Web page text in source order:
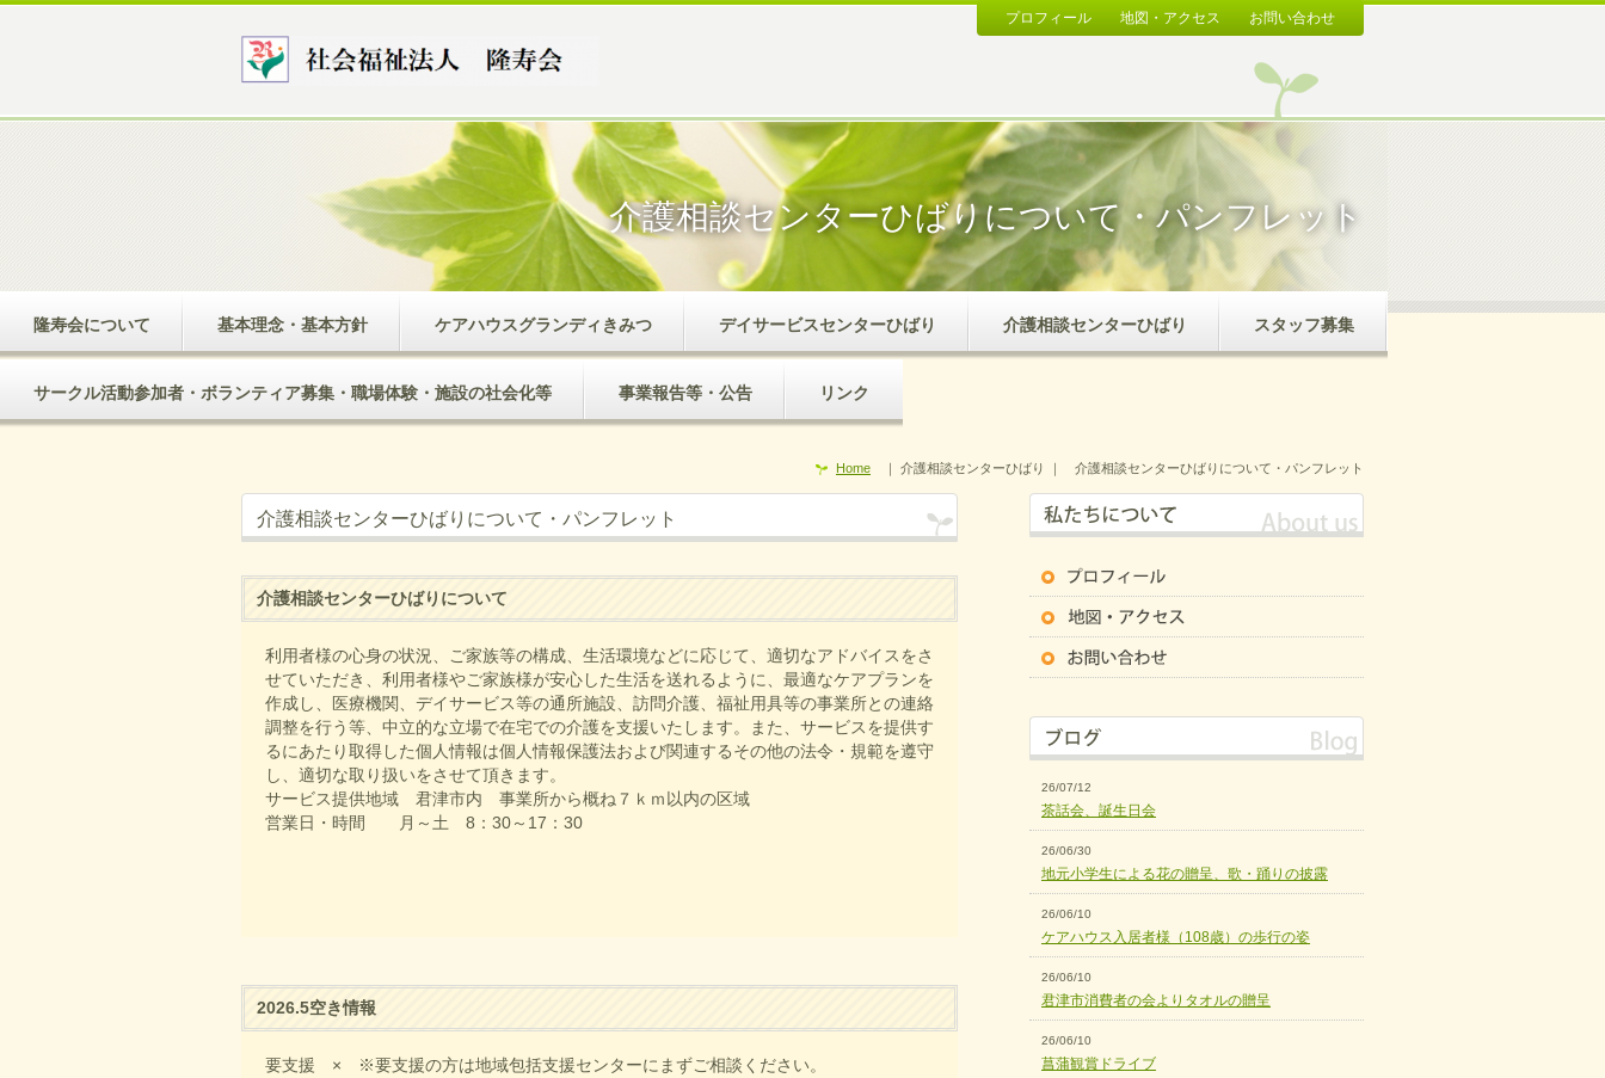
プロフィール 地図・アクセス お問い合わせ
介護相談センターひばりについて・パンフレット
隆寿会について 基本理念・基本方針 ケアハウスグランディきみつ デイサービスセンターひばり 介護相談センターひばり スタッフ募集
サークル活動参加者・ボランティア募集・職場体験・施設の社会化等 事業報告等・公告 リンク
Home ｜ 介護相談センターひばり ｜ 介護相談センターひばりについて・パンフレット
介護相談センターひばりについて・パンフレット
介護相談センターひばりについて
利用者様の心身の状況、ご家族等の構成、生活環境などに応じて、適切なアドバイスをさ
せていただき、利用者様やご家族様が安心した生活を送れるように、最適なケアプランを
作成し、医療機関、デイサービス等の通所施設、訪問介護、福祉用具等の事業所との連絡
調整を行う等、中立的な立場で在宅での介護を支援いたします。また、サービスを提供す
るにあたり取得した個人情報は個人情報保護法および関連するその他の法令・規範を遵守
し、適切な取り扱いをさせて頂きます。
サービス提供地域 君津市内 事業所から概ね７ｋｍ以内の区域
営業日・時間 月～土 8：30～17：30
2026.5空き情報
要支援 × ※要支援の方は地域包括支援センターにまずご相談ください。
26/07/12
茶話会、誕生日会
26/06/30
地元小学生による花の贈呈、歌・踊りの披露
26/06/10
ケアハウス入居者様（108歳）の歩行の姿
26/06/10
君津市消費者の会よりタオルの贈呈
26/06/10
菖蒲観賞ドライブ